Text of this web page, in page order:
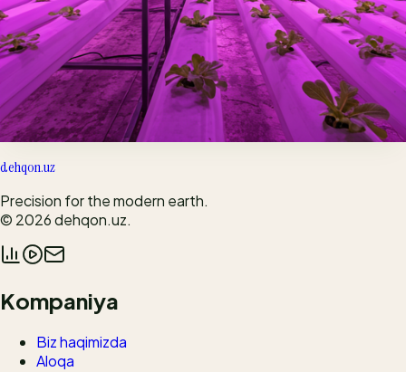
Tungi sovuqlardan ekinni qanday himoya qilish kerak?
Maslahat
O'g'itlash vaqti keldimi?
Tuproq tarkibini mustaqil tahlil qilish bo'yicha qo'llanma.
dehqon.uz
Precision for the modern earth.
© 2026dehqon.uz.
Kompaniya
Biz haqimizda
Aloqa